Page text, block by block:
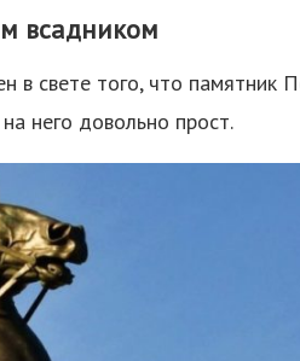
всадником
в свете того, что памятник
него довольно прост.